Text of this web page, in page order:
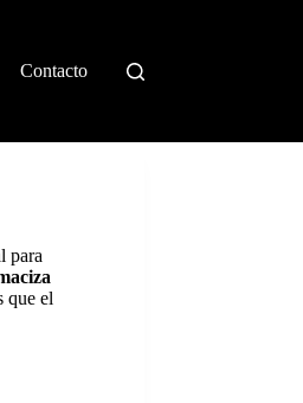
Contacto
para
que el